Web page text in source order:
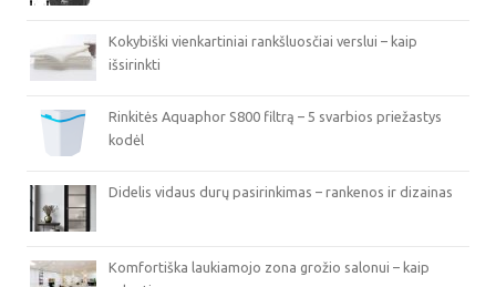
Kokybiški vienkartiniai rankšluosčiai verslui – kaip
išsirinkti
Rinkitės Aquaphor S800 filtrą – 5 svarbios priežastys
kodėl
Didelis vidaus durų pasirinkimas – rankenos ir dizainas
Komfortiška laukiamojo zona grožio salonui – kaip